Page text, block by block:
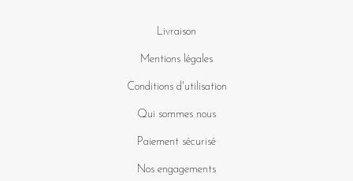
Livraison
Mentions légales
Conditions d'utilisation
Qui sommes nous
Paiement sécurisé
Nos engagements